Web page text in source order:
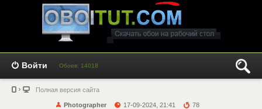
Войти Обоев: 14018
Полная версия сайта
Photographer 17-09-2024, 21:41 78